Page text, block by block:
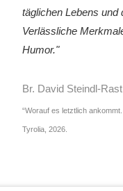
täglichen Lebens und
Verlässliche
Humor."
Br. David Steindl-Rast
“Worauf es letztlich
Tyrolia, 2026.